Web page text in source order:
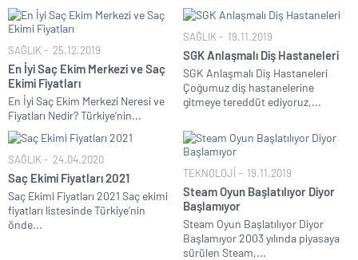
SAĞLIK 25.12.2019
En İyi Saç Ekim Merkezi ve Saç
Ekimi Fiyatları
En İyi Saç Ekim Merkezi Neresi ve
Fiyatları Nedir? Türkiye’nin...
SAĞLIK 19.11.2019
SGK Anlaşmalı Diş Hastaneleri
SGK Anlaşmalı Diş Hastaneleri
Çoğumuz diş hastanelerine
gitmeye tereddüt ediyoruz,...
SAĞLIK 24.04.2020
Saç Ekimi Fiyatları 2021
Saç Ekimi Fiyatları 2021 Saç ekimi
fiyatları listesinde Türkiye’nin
önde...
TEKNOLOJİ 19.11.2019
Steam Oyun Başlatılıyor Diyor
Başlamıyor
Steam Oyun Başlatılıyor Diyor
Başlamıyor 2003 yılında piyasaya
sürülen Steam,...